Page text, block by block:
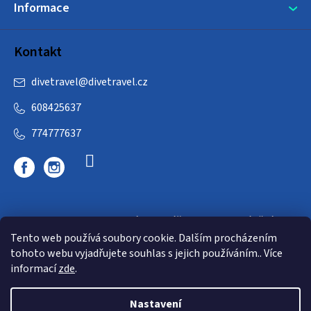
Tento web používá soubory cookie. Dalším procházením
tohoto webu vyjadřujete souhlas s jejich používáním.. Více
informacízde.
Nastavení
Informace
Kontakt
divetravel@divetravel.cz
608425637
774777637
DIVETRAVEL - cestovní kancelář - cesty za potápěním